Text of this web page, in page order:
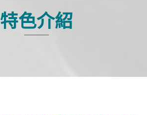
特色介紹